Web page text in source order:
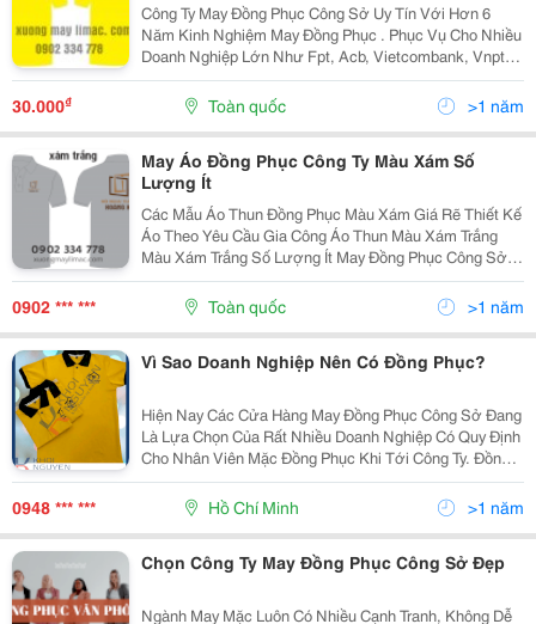
Công Ty May Đồng Phục Công Sở Uy Tín Với Hơn 6
Năm Kinh Nghiệm May Đồng Phục . Phục Vụ Cho Nhiều
Doanh Nghiệp Lớn Như Fpt, Acb, Vietcombank, Vnpt,
Con Cưng, Ila. Uy Tín Giá Rẻ. Sử Dụng Vải Chất Lượng.
Tận Tâm Cho Từng Sản Phẩm. Cam Kết Không Trễ
30.000₫ Toàn quốc >1 năm
May Áo Đồng Phục Công Ty Màu Xám Số
Lượng Ít
Các Mẫu Áo Thun Đồng Phục Màu Xám Giá Rẽ Thiết Kế
Áo Theo Yêu Cầu Gia Công Áo Thun Màu Xám Trắng
Màu Xám Trắng Số Lượng Ít May Đồng Phục Công Sở
Số Lượng Ít May Áo Đồng Phục Công Ty Số Lượng Ít In
Logo Lên...
0902 *** *** Toàn quốc >1 năm
Vì Sao Doanh Nghiệp Nên Có Đồng Phục?
Hiện Nay Các Cửa Hàng May Đồng Phục Công Sở Đang
Là Lựa Chọn Của Rất Nhiều Doanh Nghiệp Có Quy Định
Cho Nhân Viên Mặc Đồng Phục Khi Tới Công Ty. Đồng
Phục Công Sở Mang Lợi Ích Cho Công Ty Mỗi Doanh
Nghiệp Chọn Đồng Phục Cho Nhân Viên Chắc Chắn
0948 *** *** Hồ Chí Minh >1 năm
Chọn Công Ty May Đồng Phục Công Sở Đẹp
Ngành May Mặc Luôn Có Nhiều Cạnh Tranh, Không Dễ